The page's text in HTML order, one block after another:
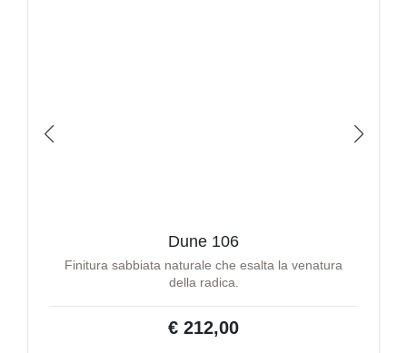
Dune 106
Finitura sabbiata naturale che esalta la venatura
della radica.
€ 212,00